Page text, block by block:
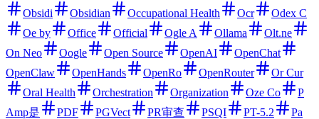
Obsidi
Obsidian Occupational Health Ocr
Odex C
Oe by
Office Official Ogle A Ollama
Olt.ne
On Neo
Oogle Open Source OpenAI
OpenChat
OpenClaw
OpenHands OpenRo OpenRouter
Or Cur
Oral Health
Orchestration Organization Oze Co
P
Amp是
PDF PGVect PR审查 PSQI PT-5.2
Pa